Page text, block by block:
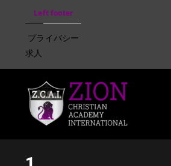
Left footer
プライバシー
求人
Zion